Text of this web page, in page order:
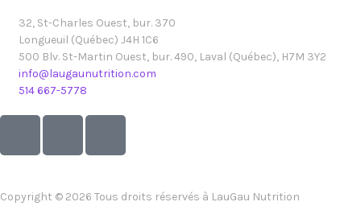
32, St-Charles Ouest, bur. 370
Longueuil (Québec) J4H 1C6
500 Blv. St-Martin Ouest, bur. 490, Laval (Québec), H7M 3Y2
info@laugaunutrition.com
514 667-5778
Copyright © 2026 Tous droits réservés à LauGau Nutrition